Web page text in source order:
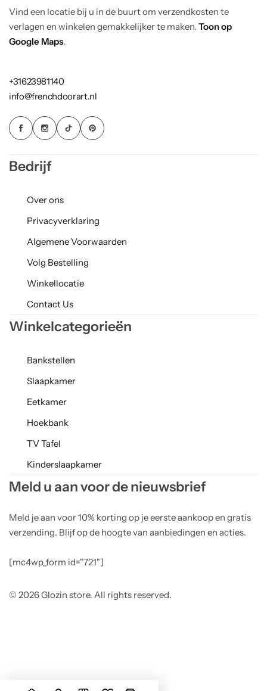
Vind een locatie bij u in de buurt om verzendkosten te
verlagen en winkelen gemakkelijker te maken. Toon op
Google Maps.
+31623981140
info@frenchdoorart.nl
Bedrijf
Over ons
Privacyverklaring
Algemene Voorwaarden
Volg Bestelling
Winkellocatie
Contact Us
Winkelcategorieën
Bankstellen
Slaapkamer
Eetkamer
Hoekbank
TV Tafel
Kinderslaapkamer
Meld u aan voor de nieuwsbrief
Meld je aan voor 10% korting op je eerste aankoop en gratis
verzending. Blijf op de hoogte van aanbiedingen en acties.
[mc4wp_form id="721"]
© 2026 Glozin store. All rights reserved.